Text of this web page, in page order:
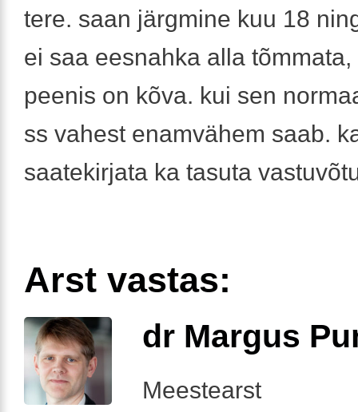
tere. saan järgmine kuu 18
ei saa eesnahka alla
peenis on kõva. kui sen
ss vahest enamvähem saab.
saatekirjata ka tasuta
Arst vastas:
dr Margus
Meestearst